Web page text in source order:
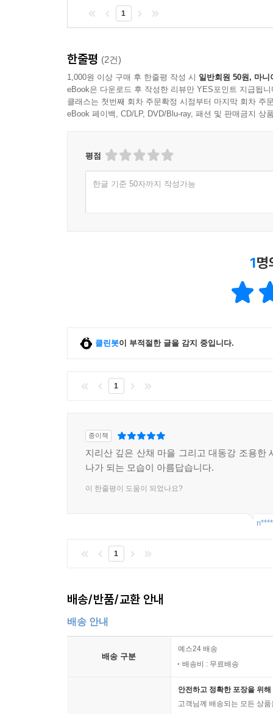
1
한줄평 (2건)
1,000원 이상 구매 후 한줄평 작성 시 일반회원 50원, 마니
eBook은 다운로드 후 작성한 리뷰만 YES포인트 지급됩니
클래스는 첫번째 회차 주문확정 시점부터 마지막 회차 주
eBook 페이백, CD/LP, DVD/Blu-ray, 패션 및 판매금지 상
평점
한글 기준 50자까지 작성가능
1명
클린봇이 부적절한 글을 감지 중입니다.
1
종이책
지리산 깊은 산채 마을 그리고 대동강 조용한
나가 되는 모습이 아름답습니다.
이 한줄평이 도움이 되었나요?
1
배송/반품/교환 안내
배송 안내
배송 구분
예스24 배송
배송비 : 무료배송
안전하고 정확한 포장을 위
고객님께 배송되는 모든 상